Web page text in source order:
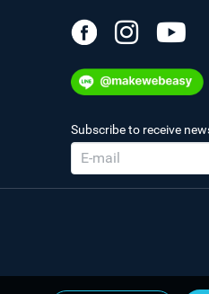
Subscribe to receive